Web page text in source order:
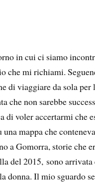
in cui ci siamo
che mi richiami.
di viaggiare da sola
che non sarebbe
di voler accertarmi che
mappa che
a Gomorra, storie che
del 2015, sono
donna. Il mio sguardo